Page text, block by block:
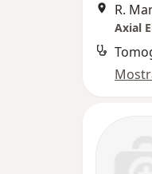
R.
Axial